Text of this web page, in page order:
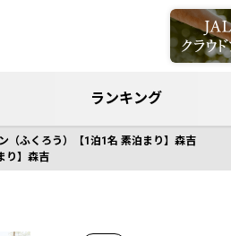
ランキング
（ふくろう）【1泊1名 素泊まり】森吉
り】森吉